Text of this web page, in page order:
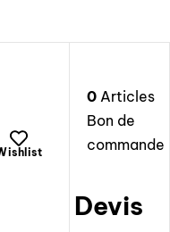
0Articles
Bon de
commande
Devis
Tous droits